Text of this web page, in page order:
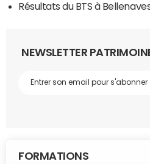
Résultats du BTS à
NEWSLETTER
FORMATIONS